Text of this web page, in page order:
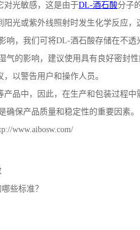
对光敏感，这是由于DL-酒石酸分子
阳光或紫外线照射时发生化学反应
响，我们可将DL-酒石酸存储在不透
气的影响，建议使用具有良好密封
以警告用户和操作人员。
品中，因此，在生产和包装过程
保产品质量和稳定性的重要因素。
www.aibosw.com/
些标准？